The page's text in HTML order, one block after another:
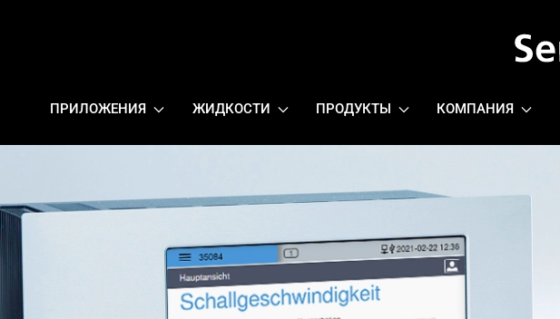
ПРИЛОЖЕНИЯ ЖИДКОСТИ ПРОДУКТЫ КОМПАНИЯ